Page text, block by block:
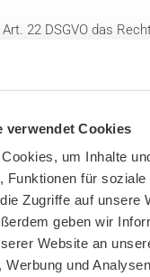
verwendet Cookies
um Inhalte
Funktionen für soziale
Zugriffe auf unsere
geben wir
Website an
Werbung und
22 DSGVO das
einer automatisierten
– beruhenden
gegenüber rechtliche
(1) für den
zwischen Ihnen
ist, (2)
der Union oder der
unterliegt, zulässig ist
angemessene
sowie Ihrer